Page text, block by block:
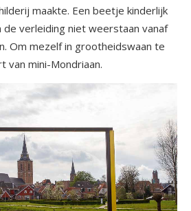
maakte. Een beetje kinderlijk
de verleiding niet weerstaan vanaf
Om mezelf in grootheidswaan te
van mini-Mondriaan.